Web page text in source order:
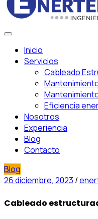
Inicio
Servicios
Cableado
Eficiencia
Nosotros
Experiencia
Blog
Contacto
Blog
26 diciembre, 2023 /
Cableado